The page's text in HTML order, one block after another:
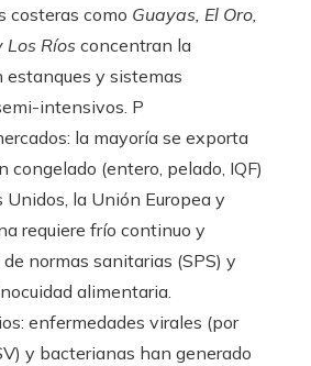
costeras como Guayas, El Oro,
Los Ríos concentran la
estanques y sistemas
intensivos. P
la mayoría se exporta
congelado (entero, pelado, IQF)
Unidos, la Unión Europea y
requiere frío continuo y
normas sanitarias (SPS) y
alimentaria.
enfermedades virales (por
y bacterianas han generado